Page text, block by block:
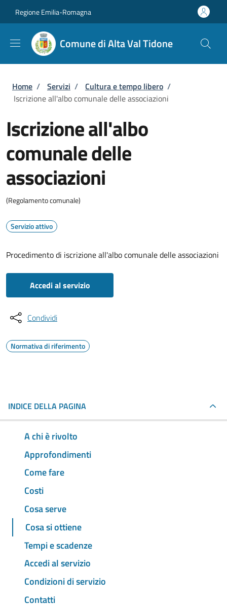
Regione Emilia-Romagna
Comune di Alta Val Tidone
Briciole di pane
Home / Servizi / Cultura e tempo libero /
Iscrizione all'albo comunale delle associazioni
Iscrizione all'albo
comunale delle
associazioni
(Regolamento comunale)
Servizio attivo
Procedimento di iscrizione all'albo comunale delle associazioni
Accedi al servizio
Condividi
Normativa di riferimento
INDICE DELLA PAGINA
A chi è rivolto
Approfondimenti
Come fare
Costi
Cosa serve
Cosa si ottiene
Tempi e scadenze
Accedi al servizio
Condizioni di servizio
Contatti